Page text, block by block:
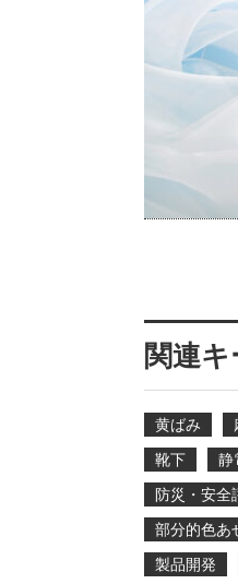
関連
黄ばみ
靴下
静
防災・安全
部分的色あ
製品開発